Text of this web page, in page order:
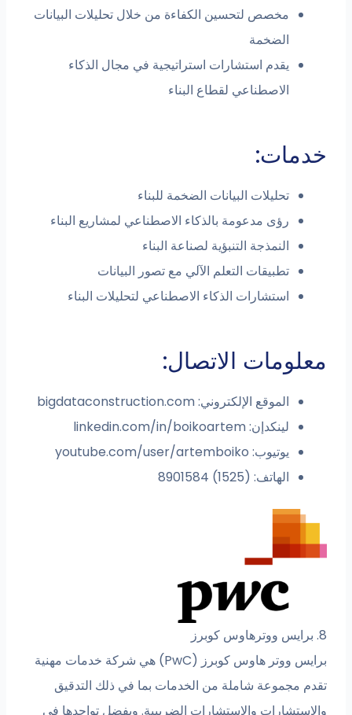
مخصص لتحسين الكفاءة من خلال تحليلات البيانات
يقدم استشارات استراتيجية في مجال الذكاء
الاصطناعي لقطاع البناء
تحليلات البيانات الضخمة للبناء
رؤى مدعومة بالذكاء الاصطناعي لمشاريع البناء
النمذجة التنبؤية لصناعة البناء
تطبيقات التعلم الآلي مع تصور البيانات
استشارات الذكاء الاصطناعي لتحليلات البناء
الاتصال:
الموقع الإلكتروني: bigdataconstruction.com
لينكدإن: linkedin.com/in/boikoartem
الهاتف: (1525) 8901584
برايس ووتر هاوس كوبرز (PwC) هي شركة خدمات مهنية
شاملة من الخدمات بما في ذلك التدقيق
والاستشارات الضريبية. وبفضل تواجدها في